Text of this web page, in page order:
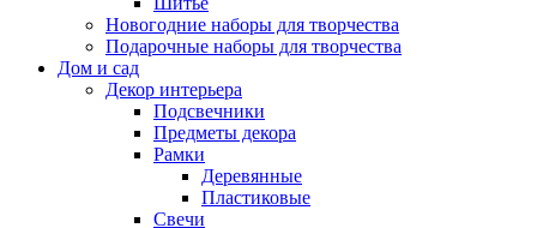
Новогодние наборы для творчества
Подарочные наборы для творчества
Дом и сад
Декор интерьера
Подсвечники
Предметы декора
Рамки
Деревянные
Пластиковые
Свечи